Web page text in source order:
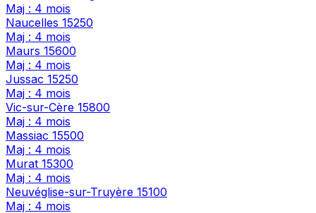
Maj : 4 mois
Naucelles 15250
Maj : 4 mois
Maurs 15600
Maj : 4 mois
Jussac 15250
Maj : 4 mois
Vic-sur-Cère 15800
Maj : 4 mois
Massiac 15500
Maj : 4 mois
Murat 15300
Maj : 4 mois
Neuvéglise-sur-Truyère 15100
Maj : 4 mois